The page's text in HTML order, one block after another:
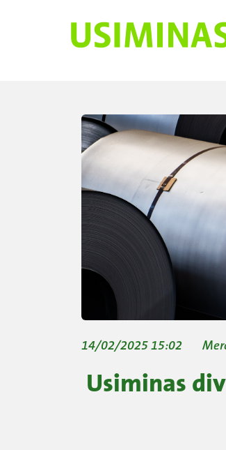
14/02/2025 15:02
Usiminas